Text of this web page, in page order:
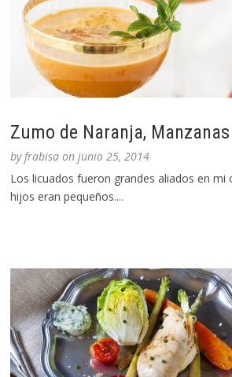
Zumo de Naranja,
byfrabisa onjunio 25, 2014
Los licuados fueron grandes aliados en mi
hijos eran pequeños....